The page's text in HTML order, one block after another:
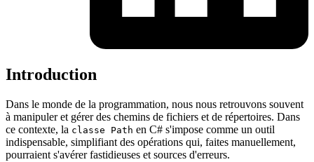
Introduction
Dans le monde de la programmation, nous nous retrouvons souvent
à manipuler et gérer des chemins de fichiers et de répertoires. Dans
ce contexte, la classe Path en C# s'impose comme un outil
indispensable, simplifiant des opérations qui, faites manuellement,
pourraient s'avérer fastidieuses et sources d'erreurs.